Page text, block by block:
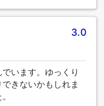
3.0
います。ゆっくり
きないかもしれま